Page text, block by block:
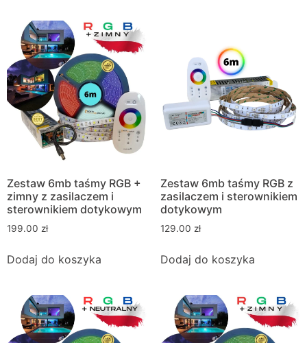
Zestaw 6mb taśmy RGB +
zimny z zasilaczem i
sterownikiem dotykowym
199.00 zł
Dodaj do koszyka
Zestaw 6mb taśmy RGB z
zasilaczem i sterownikiem
dotykowym
129.00 zł
Dodaj do koszyka